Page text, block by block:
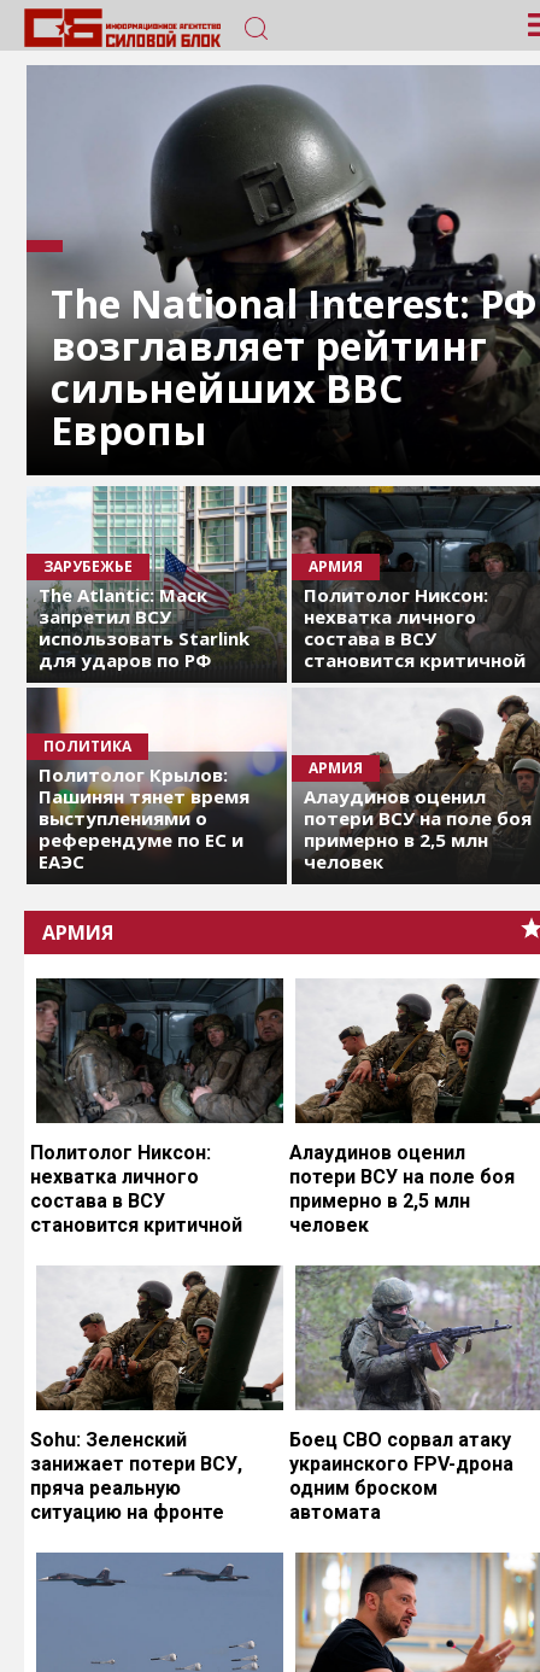
The National Interest: РФ
возглавляет рейтинг
сильнейших ВВС
Европы
ЗАРУБЕЖЬЕ
The Atlantic: Маск
запретил ВСУ
использовать Starlink
для ударов по РФ
АРМИЯ
Политолог Никсон:
нехватка личного
состава в ВСУ
становится критичной
ПОЛИТИКА
Политолог Крылов:
Пашинян тянет время
выступлениями о
референдуме по ЕС и
ЕАЭС
АРМИЯ
Алаудинов оценил
потери ВСУ на поле боя
примерно в 2,5 млн
человек
АРМИЯ
Политолог Никсон:
нехватка личного
состава в ВСУ
становится критичной
Алаудинов оценил
потери ВСУ на поле боя
примерно в 2,5 млн
человек
Sohu: Зеленский
занижает потери ВСУ,
пряча реальную
ситуацию на фронте
Боец СВО сорвал атаку
украинского FPV-дрона
одним броском
автомата